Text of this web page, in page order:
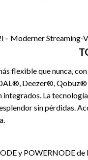
flexible que nunca,
Deezer®, Qobuz®
integrados. La
sin pérdidas.